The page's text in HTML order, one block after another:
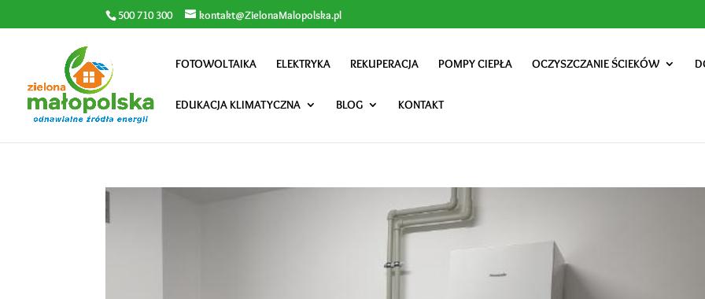
500 710 300 kontakt@ZielonaMalopolska.pl
FOTOWOLTAIKA ELEKTRYKA REKUPERACJA POMPY CIEPŁA OCZYSZCZANIE ŚCIEKÓW
EDUKACJA KLIMATYCZNA BLOG KONTAKT